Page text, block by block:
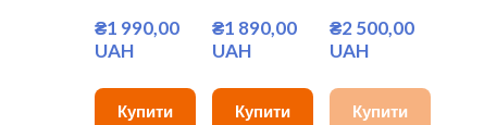
₴1 990,00
UAH
Купити
₴1 890,00
UAH
Купити
₴2 500,00
UAH
Купити